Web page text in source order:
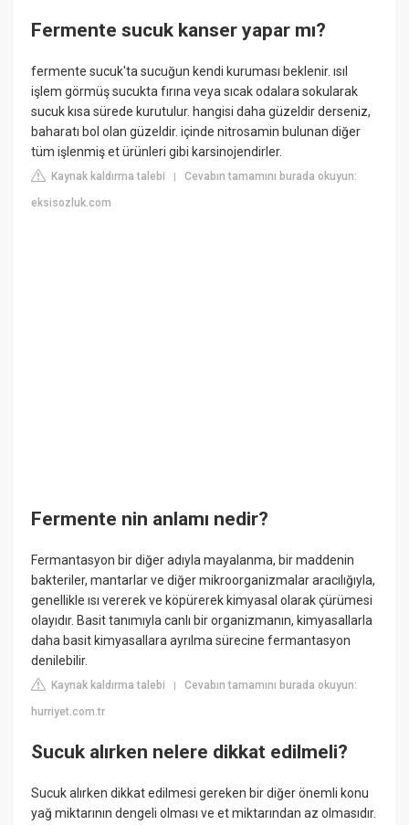
Fermente sucuk kanser yapar mı?
fermente sucuk'ta sucuğun kendi kuruması beklenir. ısıl
işlem görmüş sucukta fırına veya sıcak odalara sokularak
sucuk kısa sürede kurutulur. hangisi daha güzeldir derseniz,
baharatı bol olan güzeldir. içinde nitrosamin bulunan diğer
tüm işlenmiş et ürünleri gibi karsinojendirler.
Kaynak kaldırma talebi |Cevabın tamamını burada okuyun:
eksisozluk.com
Fermente nin anlamı nedir?
Fermantasyon bir diğer adıyla mayalanma, bir maddenin
bakteriler, mantarlar ve diğer mikroorganizmalar aracılığıyla,
genellikle ısı vererek ve köpürerek kimyasal olarak çürümesi
olayıdır. Basit tanımıyla canlı bir organizmanın, kimyasallarla
daha basit kimyasallara ayrılma sürecine fermantasyon
denilebilir.
Kaynak kaldırma talebi |Cevabın tamamını burada okuyun:
hurriyet.com.tr
Sucuk alırken nelere dikkat edilmeli?
Sucuk alırken dikkat edilmesi gereken bir diğer önemli konu
yağ miktarının dengeli olması ve et miktarından az olmasıdır.